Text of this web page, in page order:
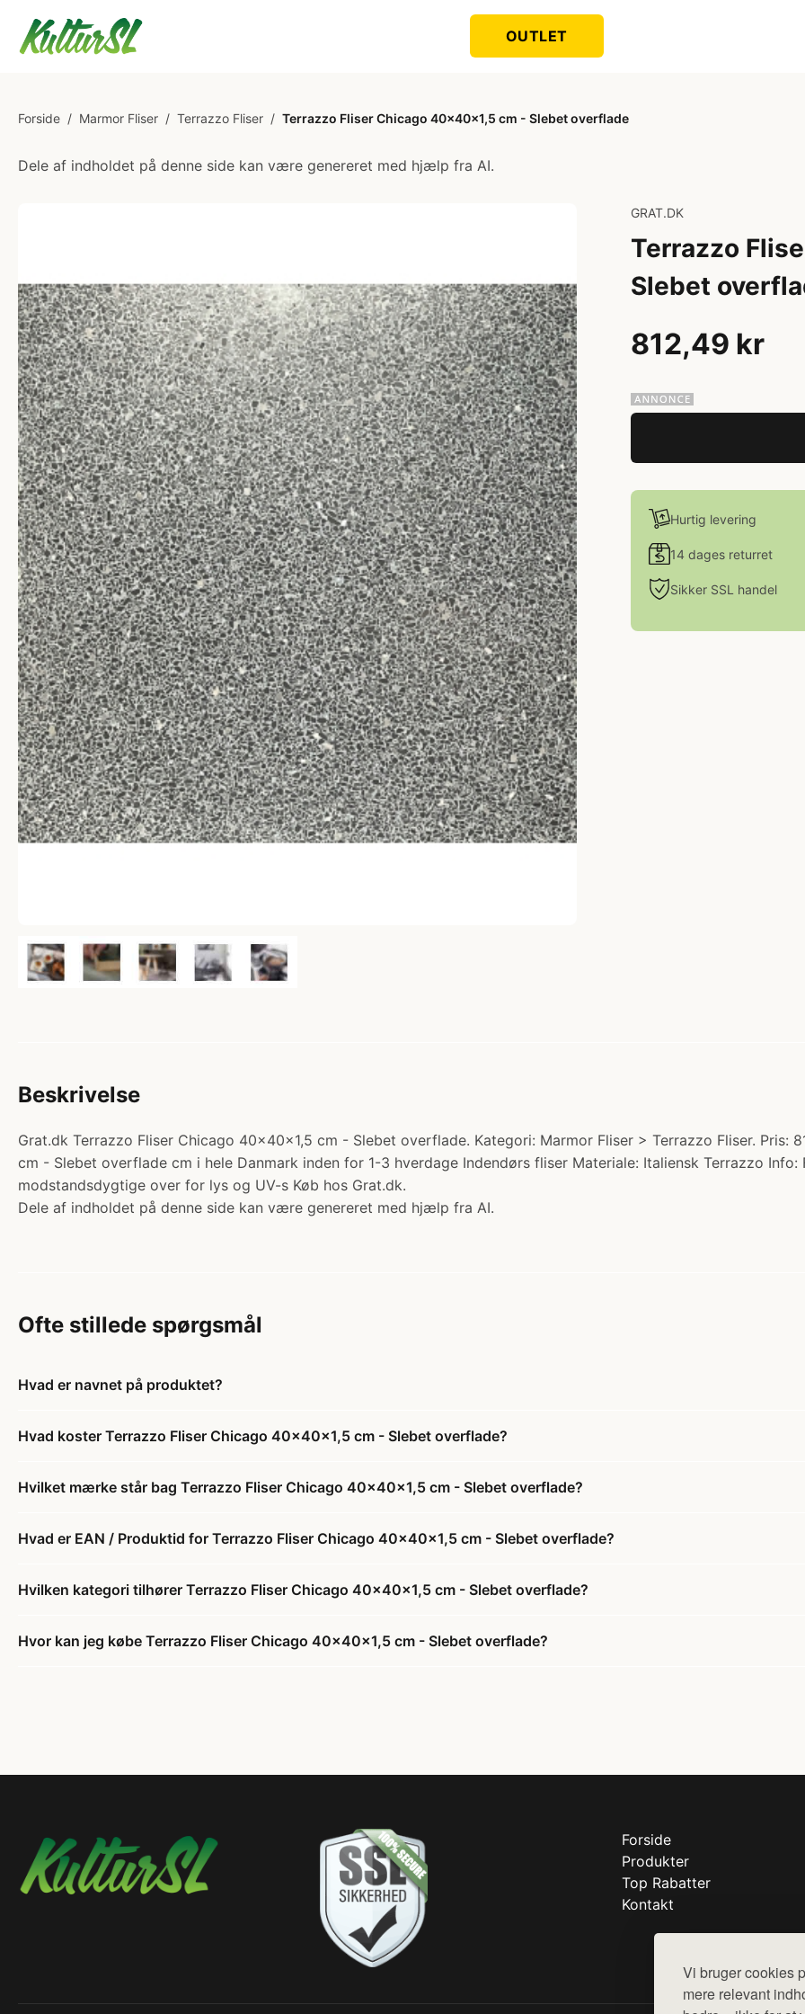
Vi bruger cookies
mere relevant
OUTLET
Forside / Marmor Fliser / Terrazzo Fliser / Terrazzo Fliser Chicago 40x40x1,5 cm - Slebet overflade
Dele af indholdet på denne side kan være genereret med hjælp fra AI.
GRAT.DK
Terrazzo
Slebet
812,49 kr
Hurtig levering
14 dages returret
Sikker SSL handel
Beskrivelse
Grat.dk Terrazzo Fliser Chicago 40x40x1,5 cm - Slebet overflade. Kategori: Marmor Fliser > Terrazzo Fliser. Pris:
cm - Slebet overflade cm i hele Danmark inden for 1-3 hverdage Indendørs fliser Materiale: Italiensk Terrazzo
modstandsdygtige over for lys og UV-s Køb hos Grat.dk.
Dele af indholdet på denne side kan være genereret med hjælp fra AI.
Ofte stillede spørgsmål
Hvad er navnet på produktet?
Hvad koster Terrazzo Fliser Chicago 40x40x1,5 cm - Slebet overflade?
Hvilket mærke står bag Terrazzo Fliser Chicago 40x40x1,5 cm - Slebet overflade?
Hvad er EAN / Produktid for Terrazzo Fliser Chicago 40x40x1,5 cm - Slebet overflade?
Hvilken kategori tilhører Terrazzo Fliser Chicago 40x40x1,5 cm - Slebet overflade?
Hvor kan jeg købe Terrazzo Fliser Chicago 40x40x1,5 cm - Slebet overflade?
Forside
Produkter
Top Rabatter
Kontakt